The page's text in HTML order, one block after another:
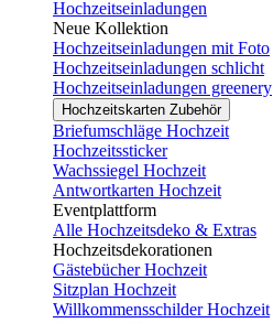
Hochzeitseinladungen
Neue Kollektion
Hochzeitseinladungen mit Foto
Hochzeitseinladungen schlicht
Hochzeitseinladungen greenery
Hochzeitskarten Zubehör
Briefumschläge Hochzeit
Hochzeitssticker
Wachssiegel Hochzeit
Antwortkarten Hochzeit
Eventplattform
Alle Hochzeitsdeko & Extras
Hochzeitsdekorationen
Gästebücher Hochzeit
Sitzplan Hochzeit
Willkommensschilder Hochzeit